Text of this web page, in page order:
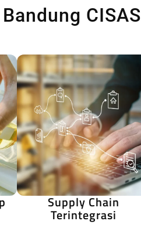
CISAS
Supply Chain
Terintegrasi